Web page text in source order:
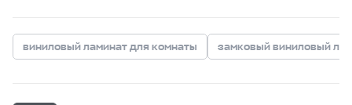
виниловый ламинат для комнаты замковый виниловый